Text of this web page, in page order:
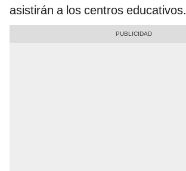
asistirán a los centros educativos.